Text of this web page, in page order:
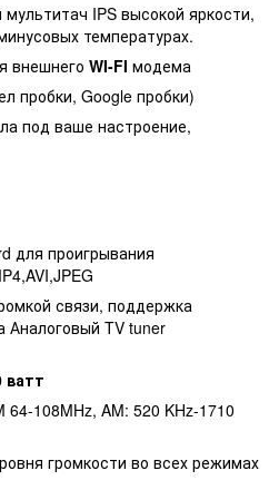
IPS высокой яркости,
температурах.
внешнего WI-FI модема
пробки, Google пробки)
под ваше настроение,
для проигрывания
связи, поддержка
Аналоговый TV tuner
ватт
108MHz, AM: 520 KHz-1710
громкости во всех режимах